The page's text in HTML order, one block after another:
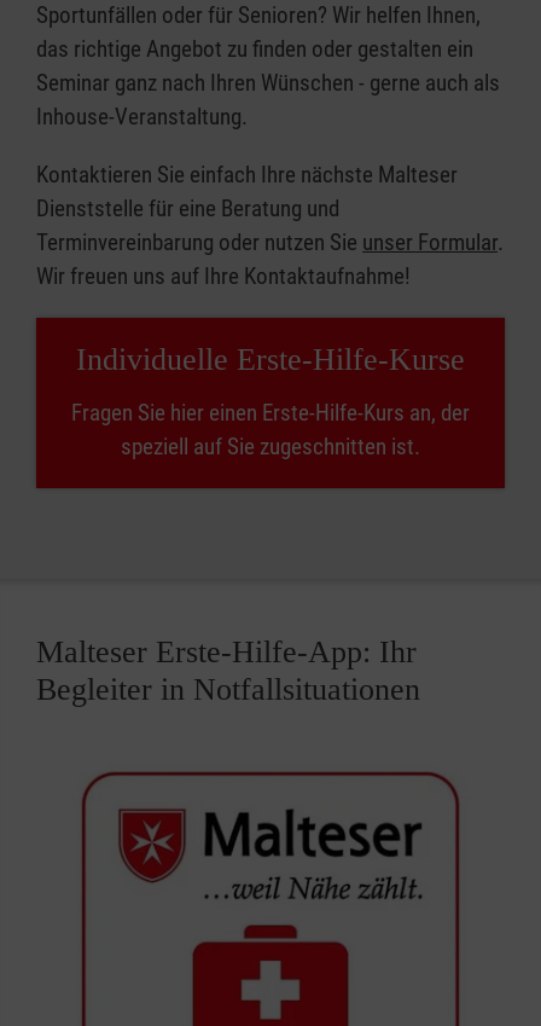
Sportunfällen oder für Senioren? Wir helfen Ihnen,
das richtige Angebot zu finden oder gestalten ein
Seminar ganz nach Ihren Wünschen - gerne auch als
Inhouse-Veranstaltung.
Kontaktieren Sie einfach Ihre nächste Malteser
Dienststelle für eine Beratung und
Terminvereinbarung oder nutzen Sie unser Formular.
Wir freuen uns auf Ihre Kontaktaufnahme!
Individuelle Erste-Hilfe-Kurse
Fragen Sie hier einen Erste-Hilfe-Kurs an, der
speziell auf Sie zugeschnitten ist.
Malteser Erste-Hilfe-App: Ihr
Begleiter in Notfallsituationen